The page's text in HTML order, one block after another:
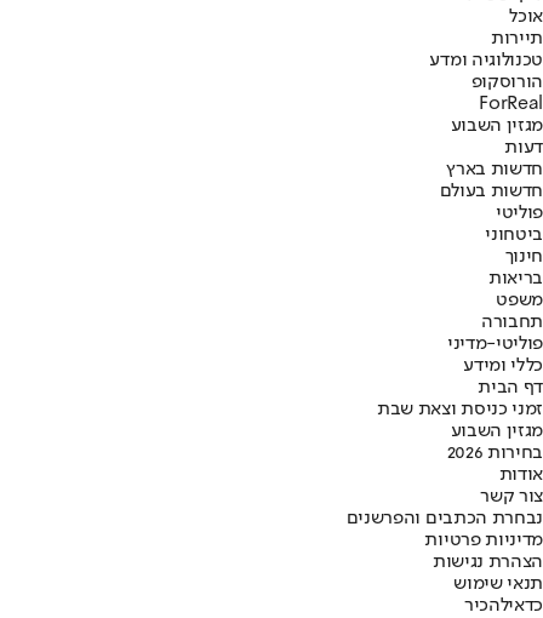
אוכל
תיירות
טכנולוגיה ומדע
הורוסקופ
ForReal
מגזין השבוע
דעות
חדשות בארץ
חדשות בעולם
פוליטי
ביטחוני
חינוך
בריאות
משפט
תחבורה
פוליטי-מדיני
כללי ומידע
דף הבית
זמני כניסת וצאת שבת
מגזין השבוע
בחירות 2026
אודות
צור קשר
נבחרת הכתבים והפרשנים
מדיניות פרטיות
הצהרת נגישות
תנאי שימוש
כדאילהכיר